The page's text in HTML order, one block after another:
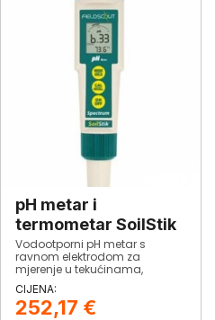
pH metar i
termometar SoilStik
Vodootporni pH metar s
ravnom elektrodom za
mjerenje u tekućinama,
polukrutinama i čvrstim
tvarima.
252,17 €